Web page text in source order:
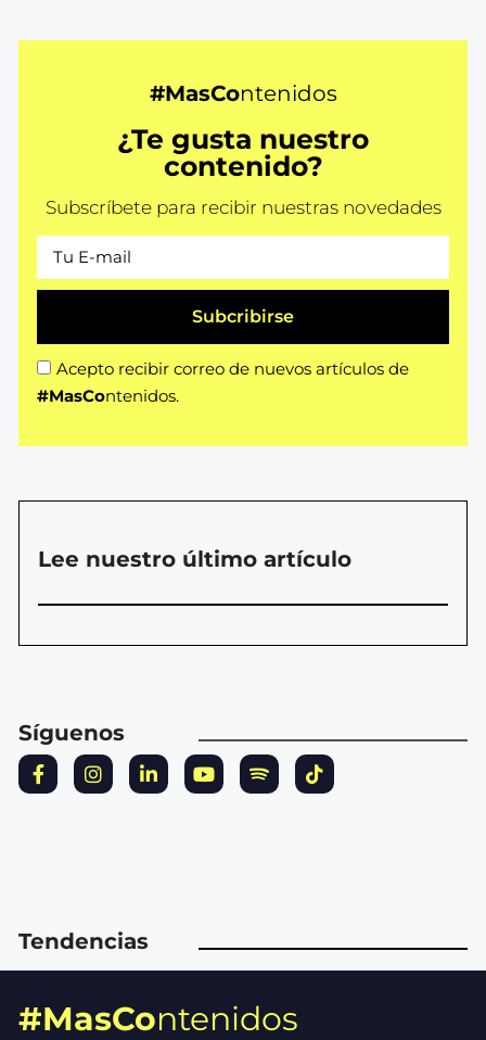
#MasContenidos
¿Te gusta nuestro
contenido?
Subscríbete para recibir nuestras novedades
Acepto recibir correo de nuevos artículos de
#MasContenidos.
Subcribirse
Lee nuestro último artículo
Síguenos
Tendencias
#MasContenidos